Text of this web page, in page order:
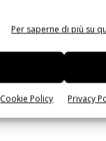
Per saperne di più su
Cookie Policy Privacy